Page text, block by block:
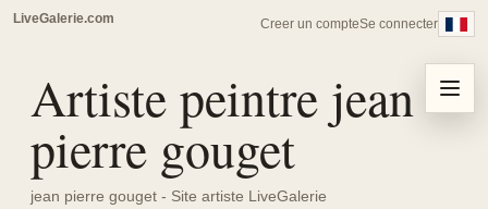
LiveGalerie.com Creer un compteSe connecter
Artiste peintre jean
pierre gouget
jean pierre gouget - Site artiste LiveGalerie
Menu